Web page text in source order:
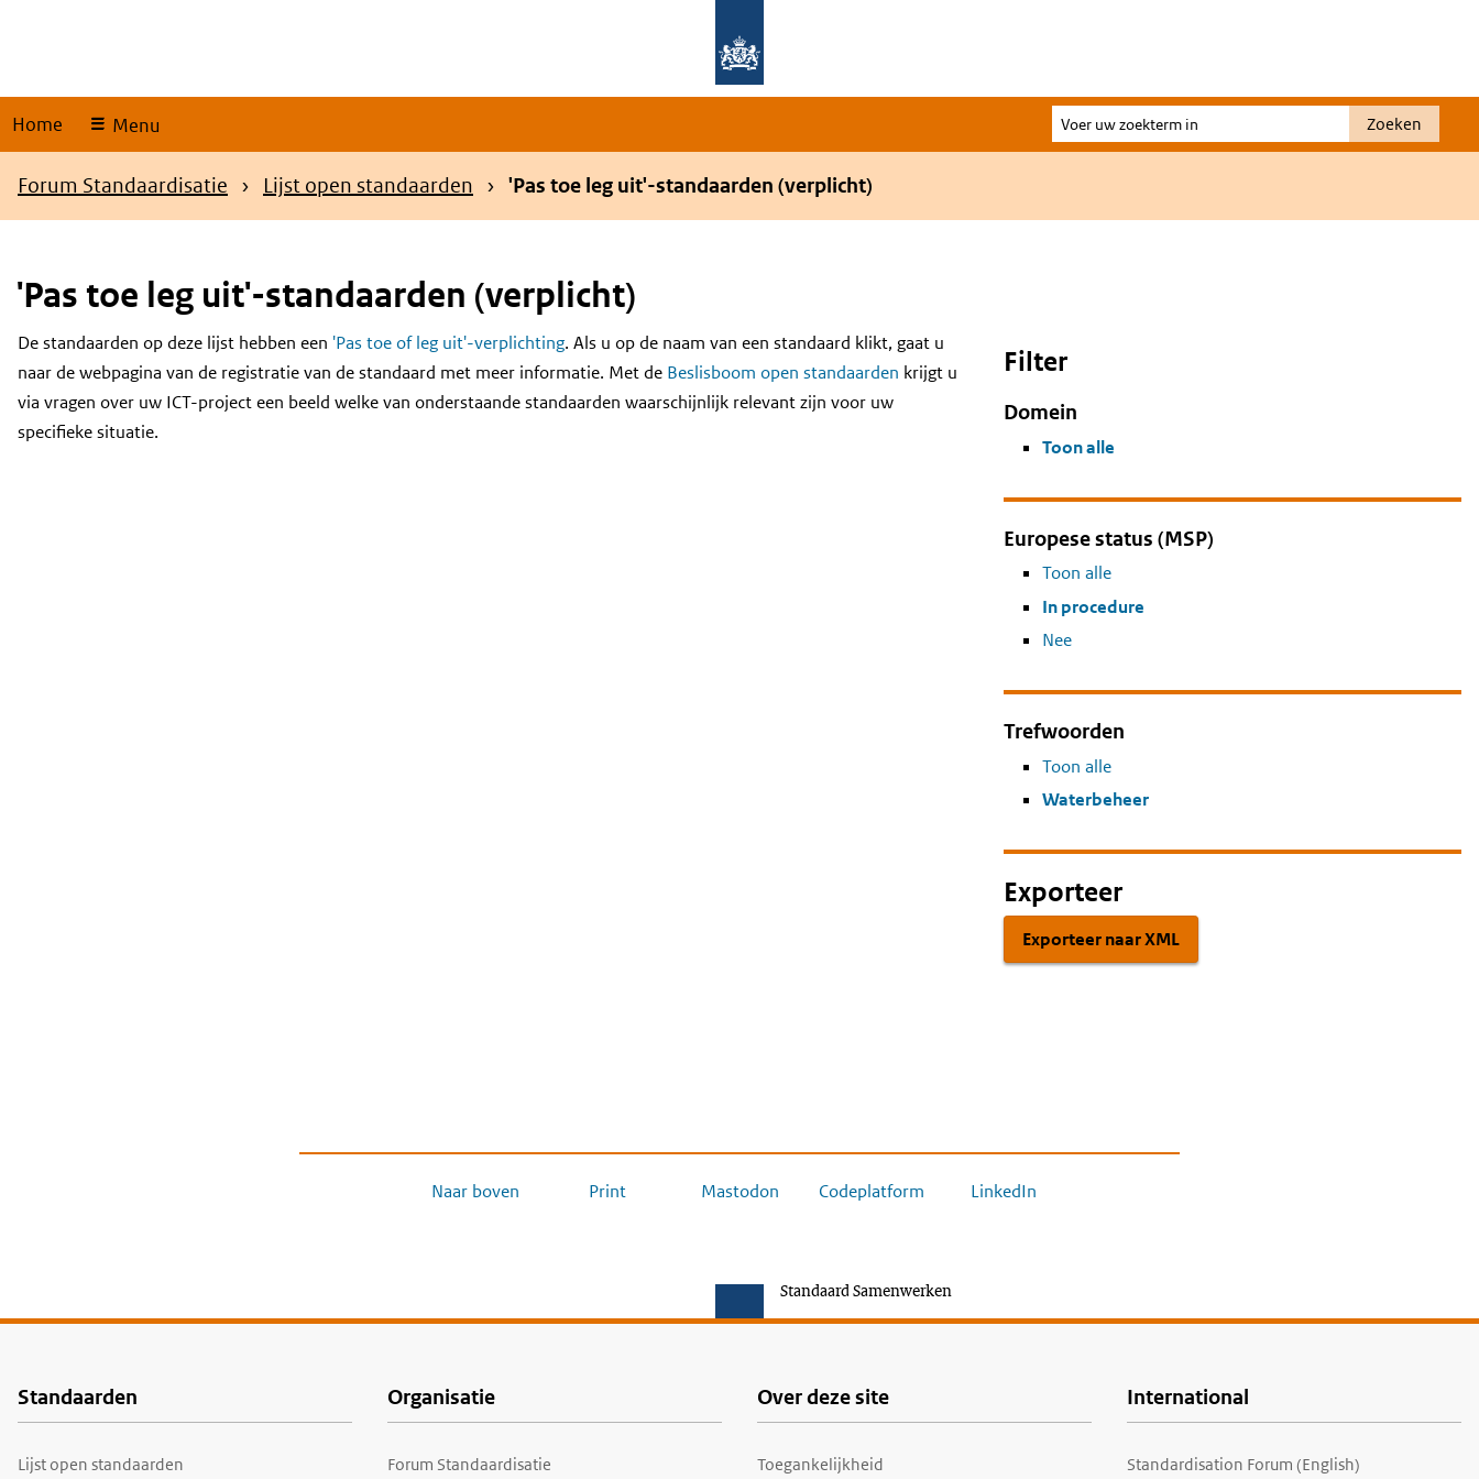
Home Menu
Voer
uw
Zoeken
Kruimelpad
Forum Standaardisatie Lijst open standaarden 'Pas toe leg uit'-standaarden (verplicht)
'Pas toe leg uit'-standaarden (verplicht)
Content
De standaarden op deze lijst hebben een 'Pas toe of leg uit'-verplichting. Als u op de naam van een standaard klikt, gaat u
naar de webpagina van de registratie van de standaard met meer informatie. Met de Beslisboom open standaarden krijgt u
via vragen over uw ICT-project een beeld welke van onderstaande standaarden waarschijnlijk relevant zijn voor uw
specifieke situatie.
Filter
Domein
Toon alle
Europese status (MSP)
Toon alle
In procedure
Nee
Trefwoorden
Toon alle
Waterbeheer
Exporteer
Exporteer naar XML
Naar boven Print Mastodon Codeplatform LinkedIn
Standaard Samenwerken
Voet
Standaarden
Lijst open standaarden
Organisatie
Forum Standaardisatie
Over deze site
Toegankelijkheid
International
Standardisation Forum (English)